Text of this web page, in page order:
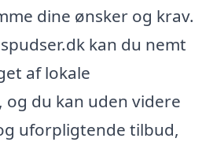
dine ønsker og krav.
kan du nemt
af lokale
du kan uden videre
uforpligtende tilbud,